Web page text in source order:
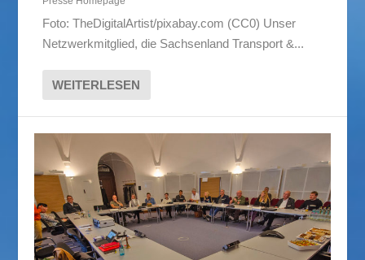
Foto: TheDigitalArtist/pixabay.com (CC0) Unser
Netzwerkmitglied, die Sachsenland Transport &...
WEITERLESEN